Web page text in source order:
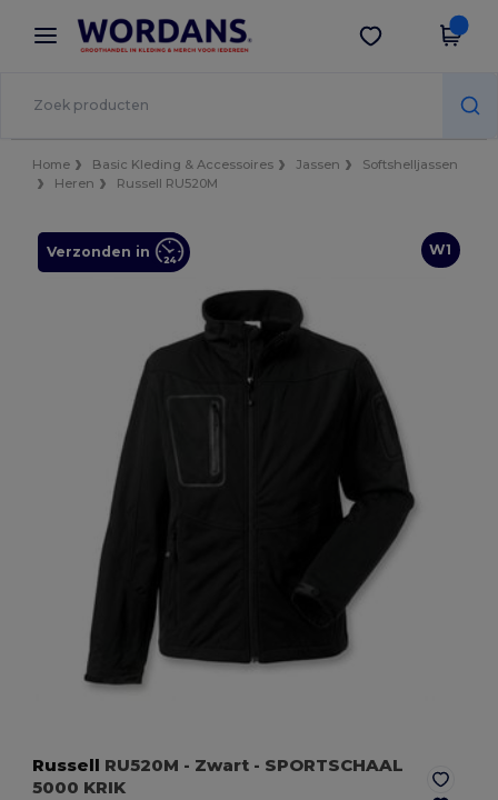
× Wordans-app
Betere prijzen in de app!
Download app
Home Basic Kleding & Accessoires Jassen
Softshelljassen
Heren
Russell RU520M
W1
Verzonden in
Russell RU520M - Zwart - SPORTSCHAAL
5000 KRIK